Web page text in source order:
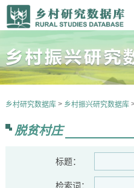
乡村研究数据库> 乡村振兴研究数据库
脱贫村庄
标题：
检索词：